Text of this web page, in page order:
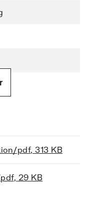
pdf, 313 KB
, 29 KB